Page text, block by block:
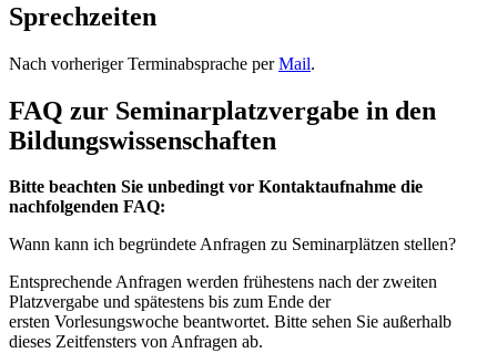
Sprechzeiten
Nach vorheriger Terminabsprache perMail.
FAQ zur Seminarplatzvergabe in den
Bildungswissenschaften
Bitte beachten Sie unbedingt vor Kontaktaufnahme die
nachfolgenden FAQ:
Wann kann ich begründete Anfragen zu Seminarplätzen stellen?
Entsprechende Anfragen werden frühestens nach der zweiten
Platzvergabe und spätestens bis zum Ende der
ersten Vorlesungswoche beantwortet. Bitte sehen Sie außerhalb
dieses Zeitfensters von Anfragen ab.